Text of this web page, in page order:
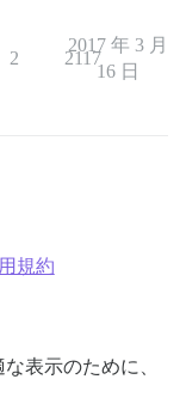
2 2117
2017 年 3 月
16 日
規約
表示のために、